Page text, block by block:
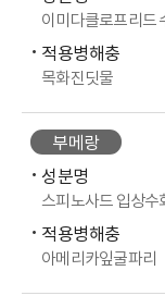
이미다클로프리드
적용병해충
목화진딧물
부메랑
성분명
스피노사드 입상수
적용병해충
아메리카잎굴파리